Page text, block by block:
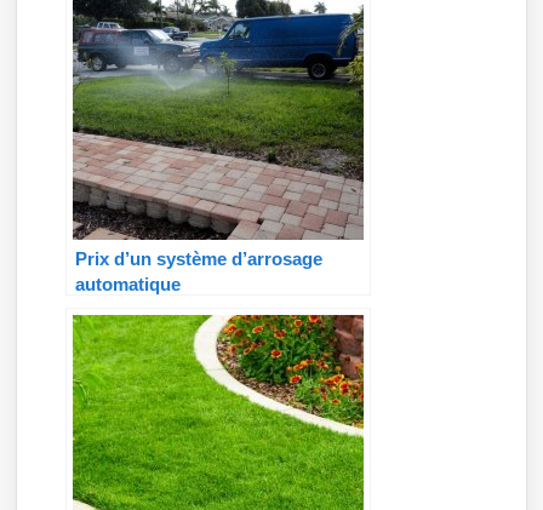
Prix d’un système d’arrosage
automatique